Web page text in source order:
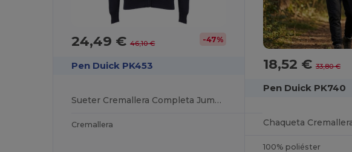
24,49 €46,10 € -47%
Pen Duick PK453
Sueter Cremallera Completa Jumper
Cremallera
18,52 € 33,80 €
Pen Duick PK740
100% poliéster